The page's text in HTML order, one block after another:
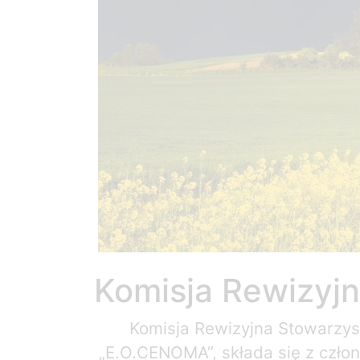
Komisja
Komisja Rewizyjna
„E.O.CENOMA”, składa się z